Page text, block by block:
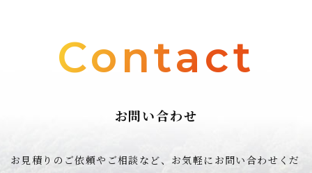
Contact
お問い合わせ
お見積りのご依頼やご相談など、お気軽にお問い合わせくだ